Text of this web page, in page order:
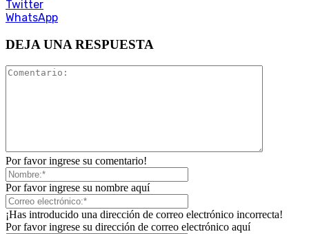
Twitter
WhatsApp
DEJA UNA RESPUESTA
Por favor ingrese su comentario!
Por favor ingrese su nombre aquí
¡Has introducido una dirección de correo electrónico incorrecta!
Por favor ingrese su dirección de correo electrónico aquí